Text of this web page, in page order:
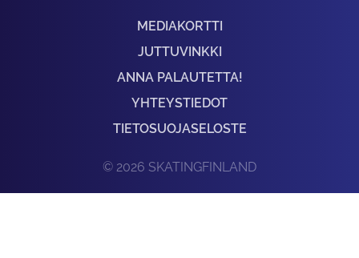
MEDIAKORTTI
JUTTUVINKKI
ANNA PALAUTETTA!
YHTEYSTIEDOT
TIETOSUOJASELOSTE
© 2026 SKATINGFINLAND